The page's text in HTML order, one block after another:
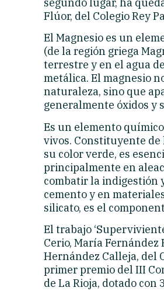
Flúor, del Colegio Rey
El Magnesio es un
(de la región griega
terrestre y en el agua
metálica. El magnesio
naturaleza, sino que
generalmente óxidos y
Es un elemento
vivos. Constituyente
su color verde, es
principalmente en
combatir la indigestión
cemento y en
silicato, es el
El trabajo
Cerio, María
Hernández Calleja, del
primer premio del III
de La Rioja, dotado con